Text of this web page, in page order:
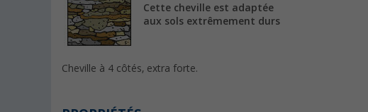
Cette cheville est adaptée
aux sols extrêmement durs
Cheville à 4 côtés, extra forte.